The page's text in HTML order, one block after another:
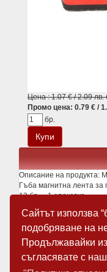
Сайтът използва
подобряване на
Продължавайки
съгласявате с
Цена : 1.07 € / 2.09
Промо цена: 0.79 € /
бр.
Описание на продукта:
Гъба магнитна лента
12 бр. = 1 опаковка